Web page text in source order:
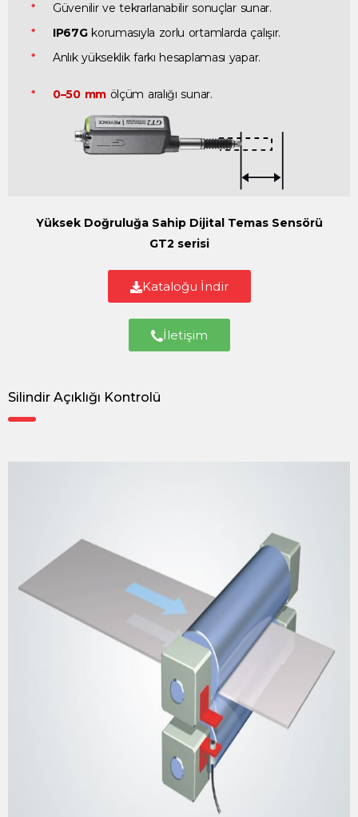
Güvenilir ve tekrarlanabilir sonuçlar sunar.
IP67Gkorumasıyla zorlu ortamlarda çalışır.
Anlık yükseklik farkı hesaplaması yapar.
0–50 mmölçüm aralığı sunar.
Yüksek Doğruluğa Sahip Dijital Temas Sensörü
GT2 serisi
Kataloğu İndir
İletişim
Silindir Açıklığı Kontrolü